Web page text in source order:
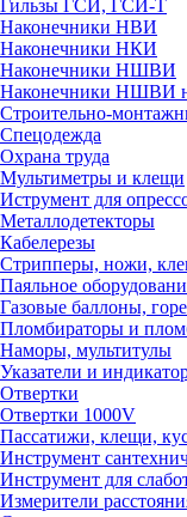
Гильзы ГСИ, ГСИ-Т
Наконечники НВИ
Наконечники НКИ
Наконечники НШВИ
Наконечники НШВИ
Строительно-
Спецодежда
Охрана труда
Мультиметры и клещи
Иструмент для
Металлодетекторы
Кабелерезы
Стрипперы, ножи,
Паяльное
Газовые баллоны,
Пломбираторы и
Наморы, мультитулы
Указатели и
Отвертки
Отвертки 1000V
Пассатижи, клещи,
Инструмент
Инструмент для
Измерители